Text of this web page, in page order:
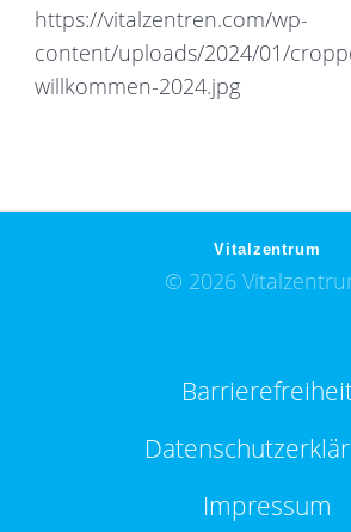
https://vitalzentren.com/wp-
content/uploads/2024/01/
willkommen-2024.jpg
Vitalzentrum
© 2026
Impressum